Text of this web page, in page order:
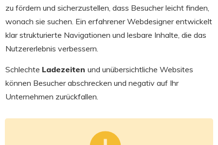
zu fördern und sicherzustellen, dass Besucher leicht finden,
wonach sie suchen. Ein erfahrener Webdesigner entwickelt
klar strukturierte Navigationen und lesbare Inhalte, die das
Nutzererlebnis verbessern.
Schlechte Ladezeiten und unübersichtliche Websites
können Besucher abschrecken und negativ auf Ihr
Unternehmen zurückfallen.